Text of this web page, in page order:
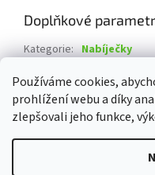
Používáme cookies,
prohlížení webu a díky
zlepšovali jeho funkce,
Doplňkové
Kategorie: Nabíječky